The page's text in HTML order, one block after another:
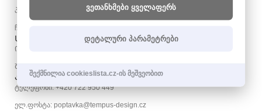
პრაღა 11 - ჩოდოვი
ჩეხეთის რესპუბლიკა
ᲡᲐᲛᲣᲨᲐᲝ ᲡᲐᲐᲗᲔᲑᲘ
ᲝᲠᲨ - ᲞᲐᲠ: 09:00 - 19:00
ᲨᲐᲑ: 09:00 - 17:00
ᲙᲝᲜᲢᲐᲥᲢᲘ
ტელეფონი: +420 722 950 449
ელ.ფოსტა: poptavka@tempus-design.cz
ვეთანხმები ყველაფერს
დეტალური პარამეტრები
შექმნილია cookieslista.cz-ის მეშვეობით